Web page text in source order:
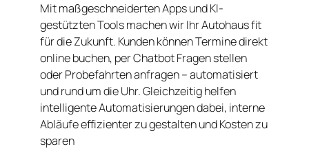
Mit maßgeschneiderten Apps und KI-
gestützten Tools machen wir Ihr Autohaus fit
für die Zukunft. Kunden können Termine direkt
online buchen, per Chatbot Fragen stellen
oder Probefahrten anfragen – automatisiert
und rund um die Uhr. Gleichzeitig helfen
intelligente Automatisierungen dabei, interne
Abläufe effizienter zu gestalten und Kosten zu
sparen